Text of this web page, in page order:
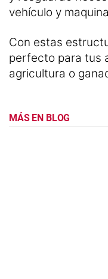
vehículo y
Con estas
perfecto para tus
agricultura o
MÁS EN BLOG